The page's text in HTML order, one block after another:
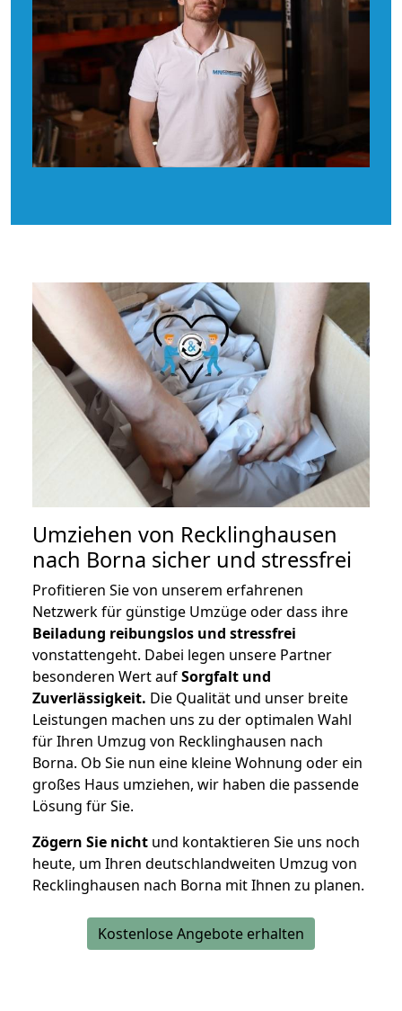
Umziehen von Recklinghausen
nach Borna sicher und stressfrei
Profitieren Sie von unserem erfahrenen
Netzwerk für günstige Umzüge oder dass ihre
Beiladung reibungslos und stressfrei
vonstattengeht. Dabei legen unsere Partner
besonderen Wert aufSorgfalt und
Zuverlässigkeit. Die Qualität und unser breite
Leistungen machen uns zu der optimalen Wahl
für Ihren Umzug von Recklinghausen nach
Borna. Ob Sie nun eine kleine Wohnung oder ein
großes Haus umziehen, wir haben die passende
Lösung für Sie.
Zögern Sie nicht und kontaktieren Sie uns noch
heute, um Ihren deutschlandweiten Umzug von
Recklinghausen nach Borna mit Ihnen zu planen.
Kostenlose Angebote erhalten